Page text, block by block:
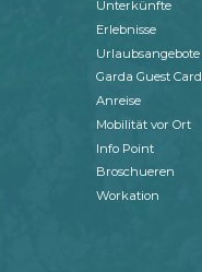
Unterkünfte
Erlebnisse
Urlaubsangebote
Garda Guest Card
Anreise
Mobilität vor Ort
Info Point
Broschueren
Workation